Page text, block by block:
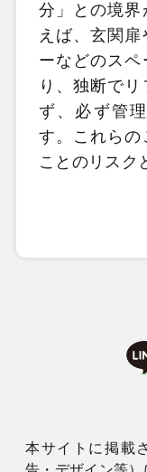
分」との境界
えば、玄関
ーなどのス
り、独断で
ず、必ず管
す。これらの
ことのリスク
本サイトに掲載